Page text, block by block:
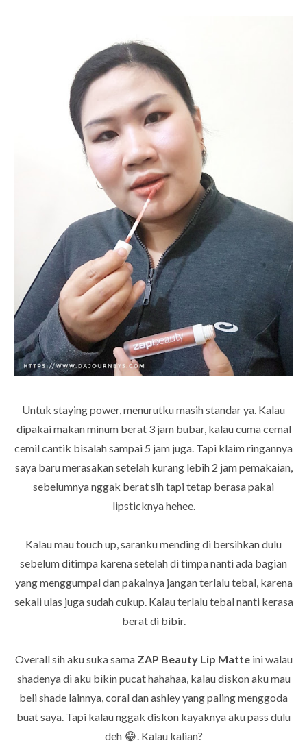
Untuk staying power, menurutku masih standar ya. Kalau
dipakai makan minum berat 3 jam bubar, kalau cuma cemal
cemil cantik bisalah sampai 5 jam juga. Tapi klaim ringannya
saya baru merasakan setelah kurang lebih 2 jam pemakaian,
sebelumnya nggak berat sih tapi tetap berasa pakai
lipsticknya hehee.
Kalau mau touch up, saranku mending di bersihkan dulu
sebelum ditimpa karena setelah di timpa nanti ada bagian
yang menggumpal dan pakainya jangan terlalu tebal, karena
sekali ulas juga sudah cukup. Kalau terlalu tebal nanti kerasa
berat di bibir.
Overall sih aku suka sama ZAP Beauty Lip Matte ini walau
shadenya di aku bikin pucat hahahaa, kalau diskon aku mau
beli shade lainnya, coral dan ashley yang paling menggoda
buat saya. Tapi kalau nggak diskon kayaknya aku pass dulu
deh 😂. Kalau kalian?